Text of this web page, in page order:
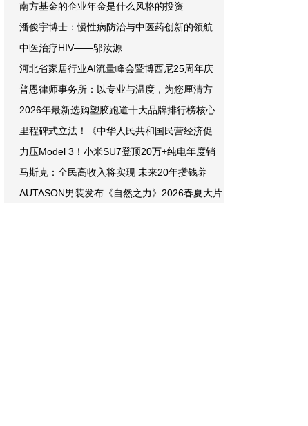
南方基金的企业年金是什么风格的投资
潘俊宇博士：慢性病防治与中医药创新的领航
中医治疗HIV——邬汝源
河北省家居行业AI流量峰会暨博西尼25周年庆
普恩律师事务所：以专业与温度，为您厘清方
2026年最新选购塑胶跑道十大品牌排行榜核心
里程碑式立法！《中华人民共和国民营经济促
力压Model 3！小米SU7登顶20万+纯电年度销
马斯克：全民高收入将实现 未来20年攒钱养
AUTASON男装发布《自然之力》2026春夏大片